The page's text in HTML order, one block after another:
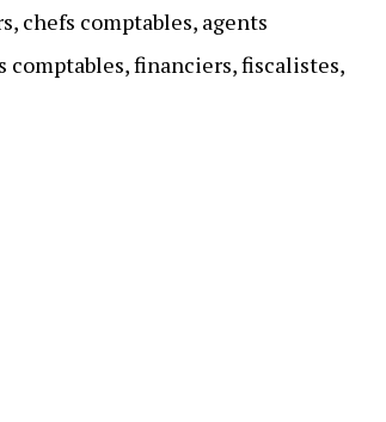
chefs comptables, agents
comptables, financiers, fiscalistes,